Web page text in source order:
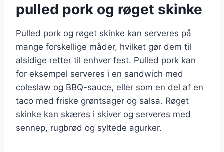
pulled pork og røget skinke
Pulled pork og røget skinke kan serveres på
mange forskellige måder, hvilket gør dem til
alsidige retter til enhver fest. Pulled pork kan
for eksempel serveres i en sandwich med
coleslaw og BBQ-sauce, eller som en del af en
taco med friske grøntsager og salsa. Røget
skinke kan skæres i skiver og serveres med
sennep, rugbrød og syltede agurker.